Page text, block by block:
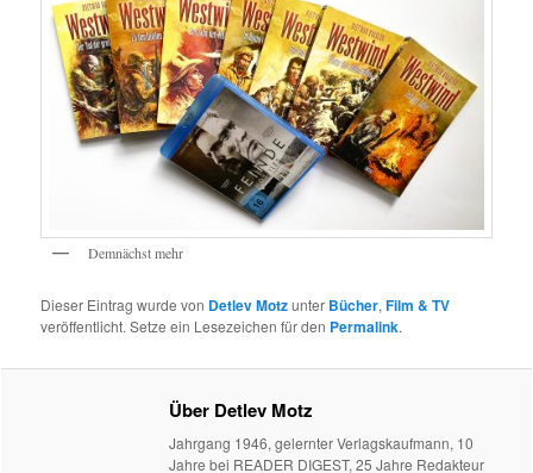
Demnächst mehr
Dieser Eintrag wurde von Detlev Motzunter Bücher,Film & TV
veröffentlicht. Setze ein Lesezeichen für den Permalink.
Über Detlev Motz
Jahrgang 1946, gelernter Verlagskaufmann, 10
Jahre bei READER DIGEST, 25 Jahre Redakteur